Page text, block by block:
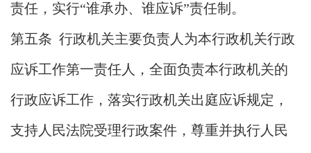
责任，实行“谁承办、谁应诉”责任制。
第五条 行政机关主要负责人为本行政机关行政
应诉工作第一责任人，全面负责本行政机关的
行政应诉工作，落实行政机关出庭应诉规定，
支持人民法院受理行政案件，尊重并执行人民